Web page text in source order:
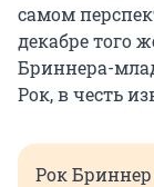
самом
декабре того
Бриннера-
Рок, в честь
Рок